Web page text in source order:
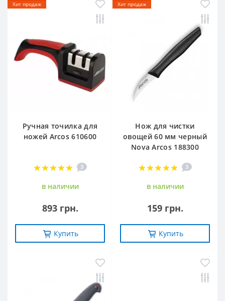
Хит продаж
Ручная точилка для
ножей Arcos 610600
3
в наличии
893 грн.
Купить
Хит продаж
Нож для чистки
овощей 60 мм черный
Nova Arcos 188300
3
в наличии
159 грн.
Купить